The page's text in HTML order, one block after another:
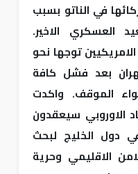
في الناتو بسبب
العسكري الاخير.
توجها نحو
بعد فشل كافة
الموقف. واكدت
الاوروبي سيعقدون
دول الخليج لبحث
الاقليمي وحرية